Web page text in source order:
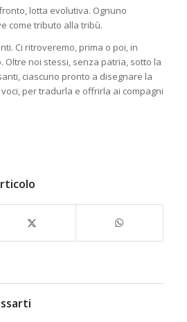
lotta evolutiva. Ognuno
come tributo alla tribù.
Ci ritroveremo, prima o poi, in
Oltre noi stessi, senza patria, sotto la
ciascuno pronto a disegnare la
per tradurla e offrirla ai compagni